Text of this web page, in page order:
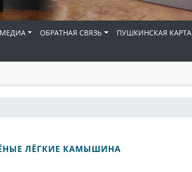
МЕДИА ОБРАТНАЯ СВЯЗЬ ПУШКИНСКАЯ КАРТА
ЛЁГКИЕ КАМЫШИНА